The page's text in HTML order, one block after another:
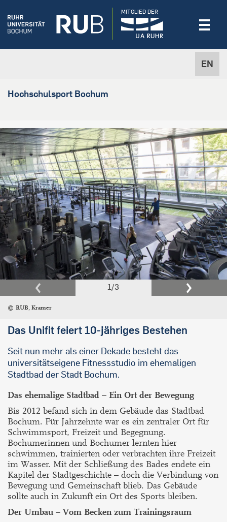
EN
MITGLIED DER
Hochschulsport Bochum
1/3
RUB, Kramer
Das Unifit feiert 10-jähriges Bestehen
Seit nun mehr als einer Dekade besteht das
universitätseigene Fitnessstudio im ehemaligen
Stadtbad der Stadt Bochum.
Das ehemalige Stadtbad – Ein Ort der Bewegung
Bis 2012 befand sich in dem Gebäude das Stadtbad
Bochum. Für Jahrzehnte war es ein zentraler Ort für
Schwimmsport, Freizeit und Begegnung.
Bochumerinnen und Bochumer lernten hier
schwimmen, trainierten oder verbrachten ihre Freizeit
im Wasser. Mit der Schließung des Bades endete ein
Kapitel der Stadtgeschichte – doch die Verbindung von
Bewegung und Gemeinschaft blieb. Das Gebäude
sollte auch in Zukunft ein Ort des Sports bleiben.
Der Umbau – Vom Becken zum Trainingsraum